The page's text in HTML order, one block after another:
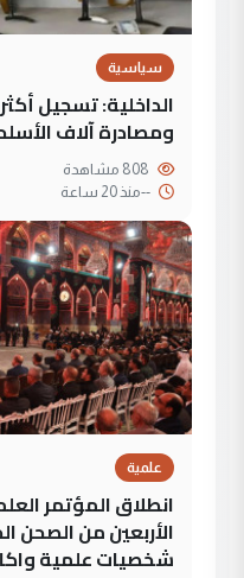
سياسية
ومصادرة آلاف
--منذ 20 ساعة
علمية
انطلاق المؤتمر
الأربعين من الصحن
شخصيات علمية